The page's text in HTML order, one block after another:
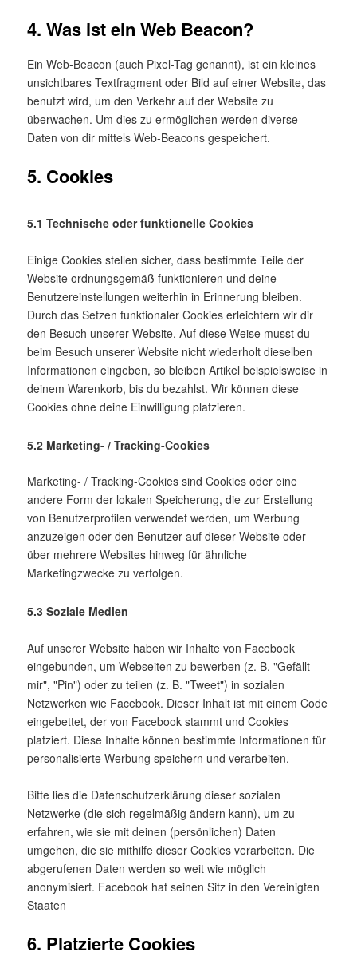
4. Was ist ein Web Beacon?
Ein Web-Beacon (auch Pixel-Tag genannt), ist ein kleines
unsichtbares Textfragment oder Bild auf einer Website, das
benutzt wird, um den Verkehr auf der Website zu
überwachen. Um dies zu ermöglichen werden diverse
Daten von dir mittels Web-Beacons gespeichert.
5. Cookies
5.1 Technische oder funktionelle Cookies
Einige Cookies stellen sicher, dass bestimmte Teile der
Website ordnungsgemäß funktionieren und deine
Benutzereinstellungen weiterhin in Erinnerung bleiben.
Durch das Setzen funktionaler Cookies erleichtern wir dir
den Besuch unserer Website. Auf diese Weise musst du
beim Besuch unserer Website nicht wiederholt dieselben
Informationen eingeben, so bleiben Artikel beispielsweise in
deinem Warenkorb, bis du bezahlst. Wir können diese
Cookies ohne deine Einwilligung platzieren.
5.2 Marketing- / Tracking-Cookies
Marketing- / Tracking-Cookies sind Cookies oder eine
andere Form der lokalen Speicherung, die zur Erstellung
von Benutzerprofilen verwendet werden, um Werbung
anzuzeigen oder den Benutzer auf dieser Website oder
über mehrere Websites hinweg für ähnliche
Marketingzwecke zu verfolgen.
5.3 Soziale Medien
Auf unserer Website haben wir Inhalte von Facebook
eingebunden, um Webseiten zu bewerben (z. B. "Gefällt
mir", "Pin") oder zu teilen (z. B. "Tweet") in sozialen
Netzwerken wie Facebook. Dieser Inhalt ist mit einem Code
eingebettet, der von Facebook stammt und Cookies
platziert. Diese Inhalte können bestimmte Informationen für
personalisierte Werbung speichern und verarbeiten.
Bitte lies die Datenschutzerklärung dieser sozialen
Netzwerke (die sich regelmäßig ändern kann), um zu
erfahren, wie sie mit deinen (persönlichen) Daten
umgehen, die sie mithilfe dieser Cookies verarbeiten. Die
abgerufenen Daten werden so weit wie möglich
anonymisiert. Facebook hat seinen Sitz in den Vereinigten
Staaten
6. Platzierte Cookies